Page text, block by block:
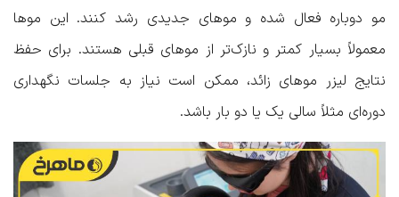
مو دوباره فعال شده و موهای جدیدی رشد کنند. این موها
معمولاً بسیار کمتر و نازک‌تر از موهای قبلی هستند. برای حفظ
نتایج لیزر موهای زائد، ممکن است نیاز به جلسات نگهداری
دوره‌ای مثلاً سالی یک یا دو بار باشد.